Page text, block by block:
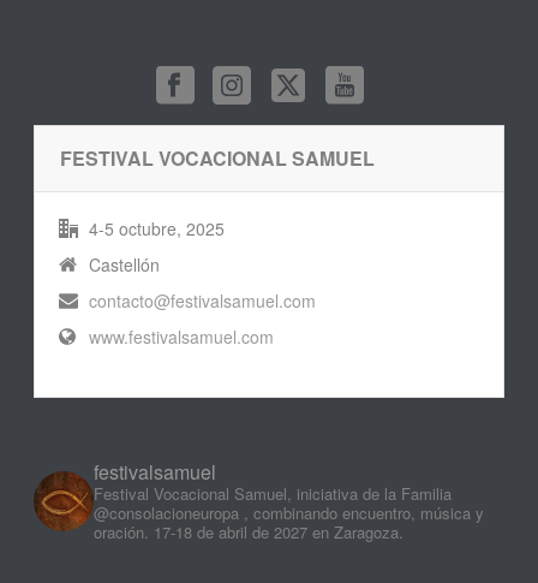
FESTIVAL VOCACIONAL SAMUEL
4-5 octubre, 2025
Castellón
contacto@festivalsamuel.com
www.festivalsamuel.com
festivalsamuel
Festival Vocacional Samuel, iniciativa de la Familia
@consolacioneuropa , combinando encuentro, música y
oración. 17-18 de abril de 2027 en Zaragoza.